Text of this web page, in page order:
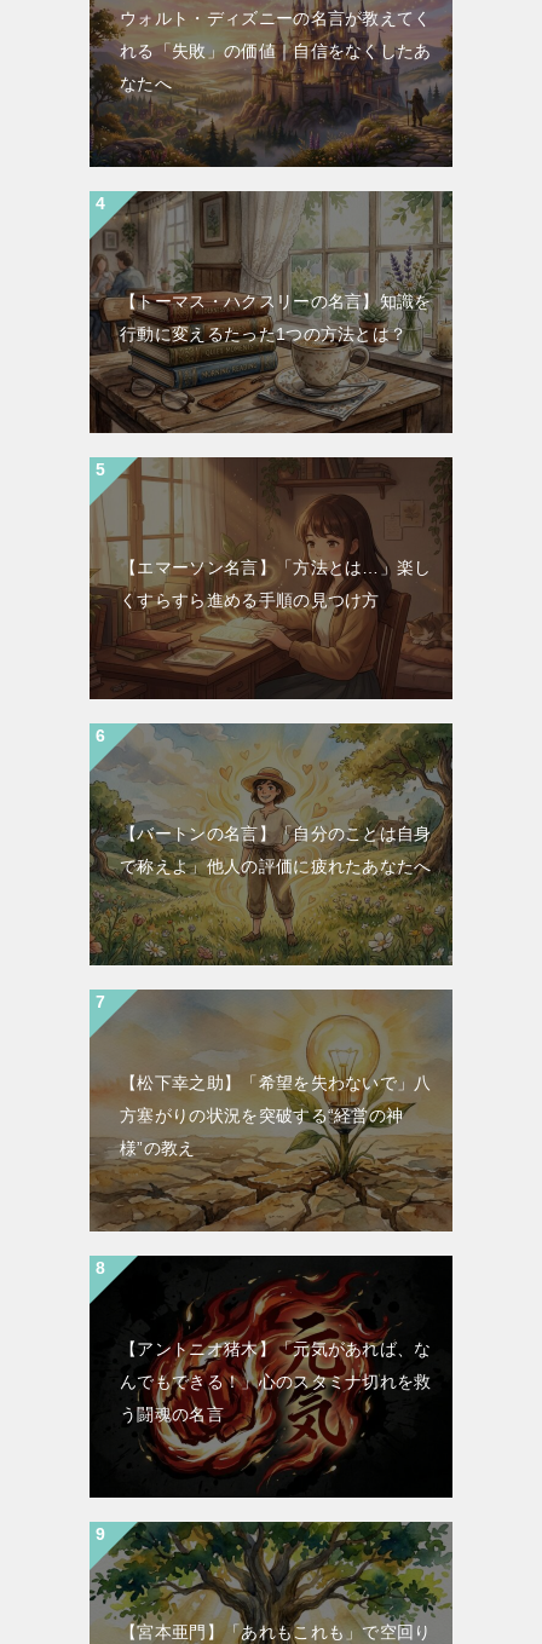
ウォルト・ディズニーの名言が教えてく
れる「失敗」の価値｜自信をなくしたあ
なたへ
【トーマス・ハクスリーの名言】知識を
行動に変えるたった1つの方法とは？
【エマーソン名言】「方法とは…」楽し
くすらすら進める手順の見つけ方
【バートンの名言】「自分のことは自身
で称えよ」他人の評価に疲れたあなたへ
【松下幸之助】「希望を失わないで」八
方塞がりの状況を突破する“経営の神
様”の教え
【アントニオ猪木】「元気があれば、な
んでもできる！」心のスタミナ切れを救
う闘魂の名言
【宮本亜門】「あれもこれも」で空回り